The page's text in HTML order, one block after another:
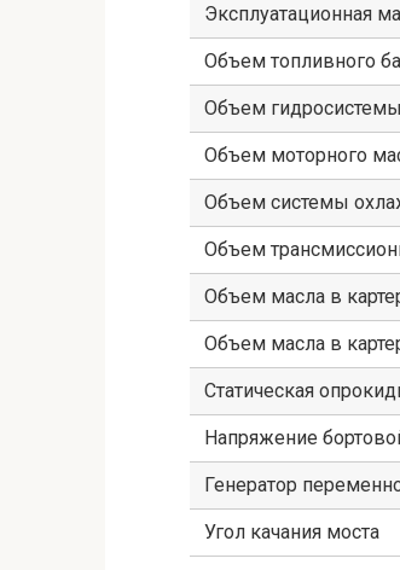
Эксплуатационная
Объем топливного
Объем гидросистемы
Объем моторного
Объем системы
Объем
Объем масла в
Объем масла в
Статическая
Напряжение
Генератор
Угол качания моста